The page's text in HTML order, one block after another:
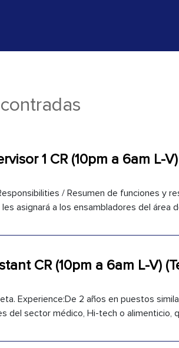
1 CR (10pm a 6am L-
/ Resumen de funciones y
asignará a los ensambladores del área
CR (10pm a 6am L-V)
Experience:De 2 años en puestos
del sector médico, Hi-tech o alimenticio,